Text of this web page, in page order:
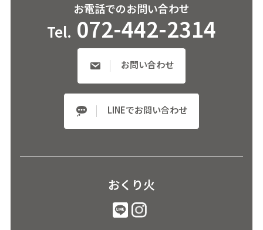
お電話でのお問い合わせ
Tel. 072-442-2314
お問い合わせ
LINEでお問い合わせ
おくり火